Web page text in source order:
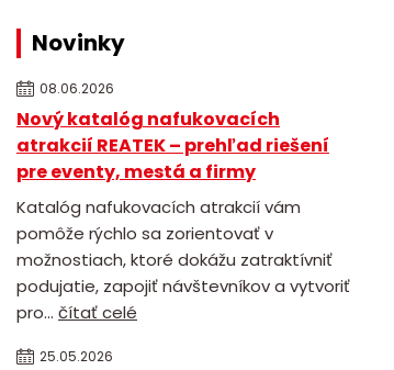
Novinky
08.06.2026
Nový katalóg nafukovacích
atrakcií REATEK – prehľad riešení
pre eventy, mestá a firmy
Katalóg nafukovacích atrakcií vám
pomôže rýchlo sa zorientovať v
možnostiach, ktoré dokážu zatraktívniť
podujatie, zapojiť návštevníkov a vytvoriť
pro... čítať celé
25.05.2026